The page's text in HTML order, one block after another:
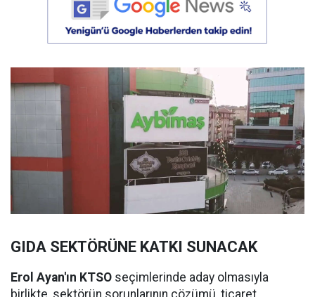
GIDA SEKTÖRÜNE KATKI SUNACAK
Erol Ayan'ın KTSO seçimlerinde aday olmasıyla